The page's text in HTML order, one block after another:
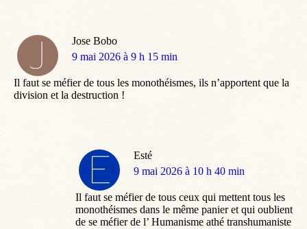
Jose Bobo
dit
9 mai 2026 à 9 h 15 min
Il faut se méfier de tous les monothéismes, ils n’apportent que la
division et la destruction !
Esté
dit
9 mai 2026 à 10 h 40 min
Il faut se méfier de tous ceux qui mettent tous les
monothéismes dans le même panier et qui oublient
de se méfier de l’ Humanisme athé transhumaniste